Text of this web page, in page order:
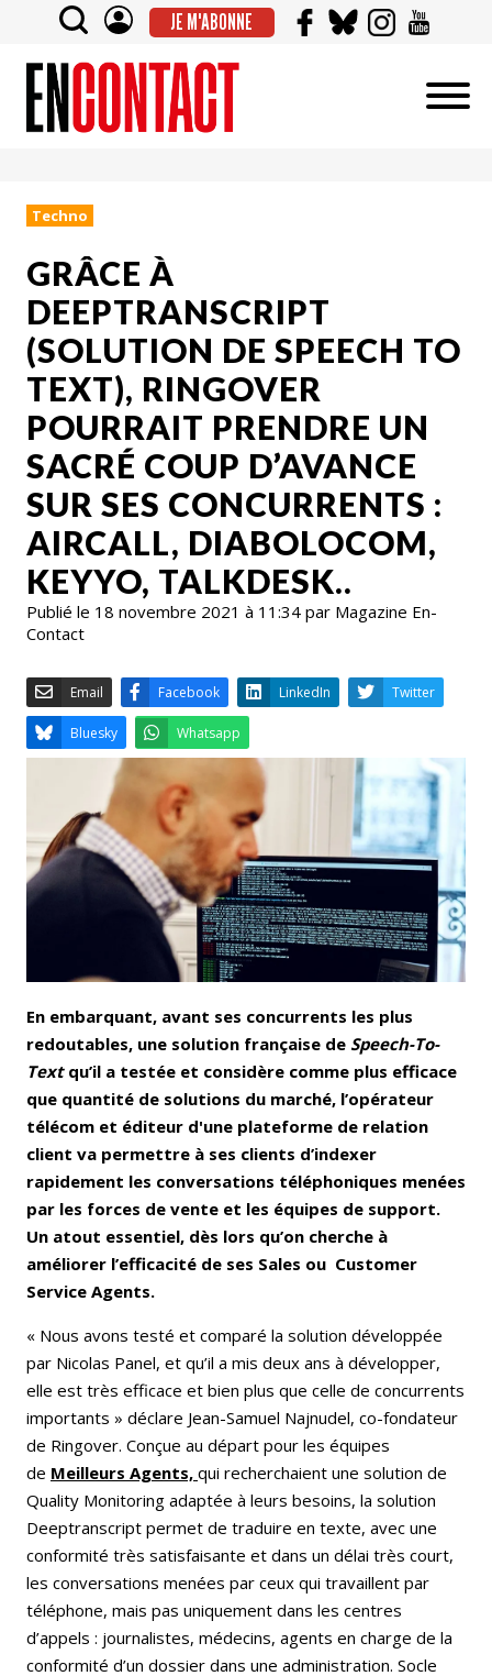
JE M'ABONNE
Techno
GRÂCE À
DEEPTRANSCRIPT
(SOLUTION DE SPEECH TO
TEXT), RINGOVER
POURRAIT PRENDRE UN
SACRÉ COUP D’AVANCE
SUR SES CONCURRENTS :
AIRCALL, DIABOLOCOM,
KEYYO, TALKDESK..
Publié le 18 novembre 2021 à 11:34 par Magazine En-
Contact
Email Facebook LinkedIn
Bluesky Whatsapp
En embarquant, avant ses concurrents les plus
redoutables, une solution française de Speech-To-
Textqu’il a testée et considère comme plus efficace
que quantité de solutions du marché, l’opérateur
télécom et éditeur d'une plateforme de relation
client va permettre à ses clients d’indexer
rapidement les conversations téléphoniques menées
par les forces de vente et les équipes de support.
Un atout essentiel, dès lors qu’on cherche à
améliorer l’efficacité de ses Sales ou Customer
Service Agents.
« Nous avons testé et comparé la solution développée
par Nicolas Panel, et qu’il a mis deux ans à développer,
elle est très efficace et bien plus que celle de concurrents
importants » déclare Jean-Samuel Najnudel, co-fondateur
de Ringover. Conçue au départ pour les équipes
de Meilleurs Agents, qui recherchaient une solution de
Quality Monitoring adaptée à leurs besoins, la solution
Deeptranscript permet de traduire en texte, avec une
conformité très satisfaisante et dans un délai très court,
les conversations menées par ceux qui travaillent par
téléphone, mais pas uniquement dans les centres
d’appels : journalistes, médecins, agents en charge de la
conformité d’un dossier dans une administration. Socle